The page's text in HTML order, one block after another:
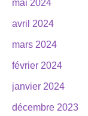
mai 2024
avril 2024
mars 2024
février 2024
janvier 2024
décembre 2023